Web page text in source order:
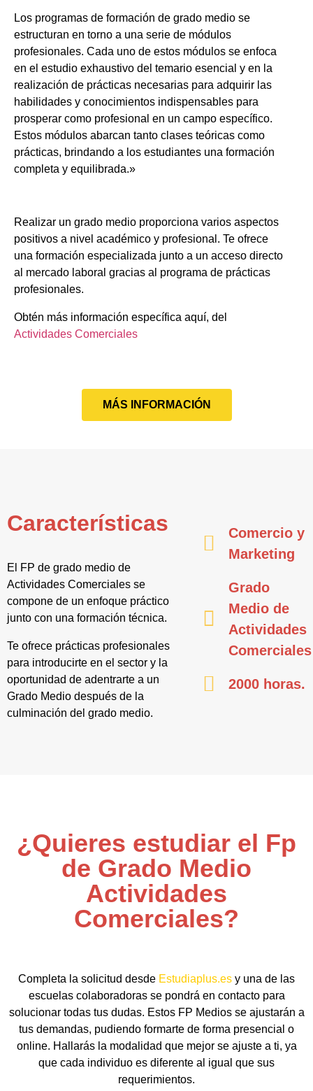
Los programas de formación de grado medio se
estructuran en torno a una serie de módulos
profesionales. Cada uno de estos módulos se enfoca
en el estudio exhaustivo del temario esencial y en la
realización de prácticas necesarias para adquirir las
habilidades y conocimientos indispensables para
prosperar como profesional en un campo específico.
Estos módulos abarcan tanto clases teóricas como
prácticas, brindando a los estudiantes una formación
completa y equilibrada.»
Realizar un grado medio proporciona varios aspectos
positivos a nivel académico y profesional. Te ofrece
una formación especializada junto a un acceso directo
al mercado laboral gracias al programa de prácticas
profesionales.
Obtén más información específica aquí, del
Actividades Comerciales
MÁS INFORMACIÓN
Características
El FP de grado medio de
Actividades Comerciales se
compone de un enfoque práctico
junto con una formación técnica.
Te ofrece prácticas profesionales
para introducirte en el sector y la
oportunidad de adentrarte a un
Grado Medio después de la
culminación del grado medio.
Comercio y
Marketing
Grado
Medio de
Actividades
Comerciales
2000 horas.
¿Quieres estudiar el Fp
de Grado Medio
Actividades
Comerciales?
Completa la solicitud desde Estudiaplus.es y una de las
escuelas colaboradoras se pondrá en contacto para
solucionar todas tus dudas. Estos FP Medios se ajustarán a
tus demandas, pudiendo formarte de forma presencial o
online. Hallarás la modalidad que mejor se ajuste a ti, ya
que cada individuo es diferente al igual que sus
requerimientos.